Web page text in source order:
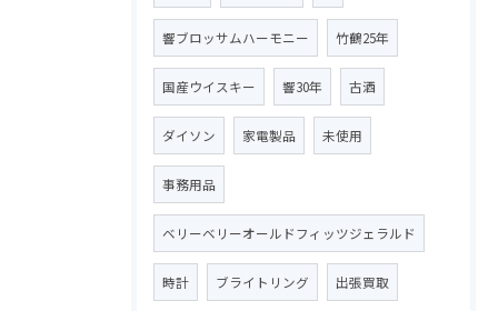
響ブロッサムハーモニー 竹鶴25年
国産ウイスキー 響30年 古酒
ダイソン 家電製品 未使用
事務用品
ベリーベリーオールドフィッツジェラルド
時計 ブライトリング 出張買取